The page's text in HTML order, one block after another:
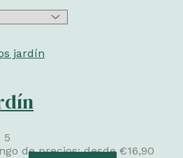
5
de precios: desde €16,90